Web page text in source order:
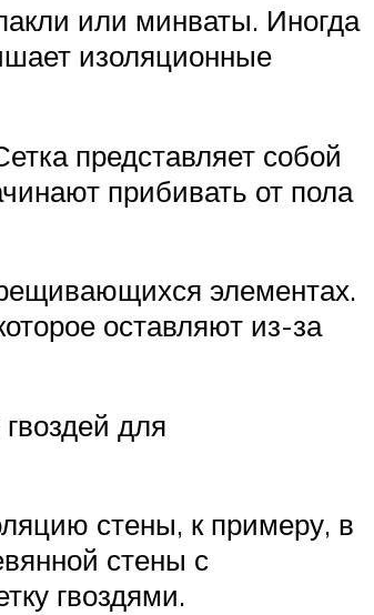
или минваты. Иногда
изоляционные
представляет собой
прибивать от пола
элементах.
оставляют из-за
для
стены, к примеру, в
стены с
гвоздями.